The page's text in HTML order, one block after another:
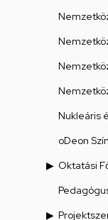
Nukleáris
oDeon
Oktatási